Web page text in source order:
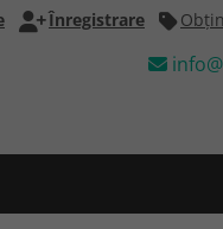
Înregistrare